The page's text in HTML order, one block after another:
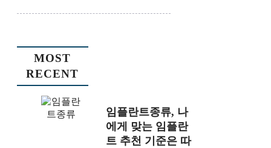
MOST
RECENT
임플란트종류, 나
에게 맞는 임플란
트 추천 기준은 따